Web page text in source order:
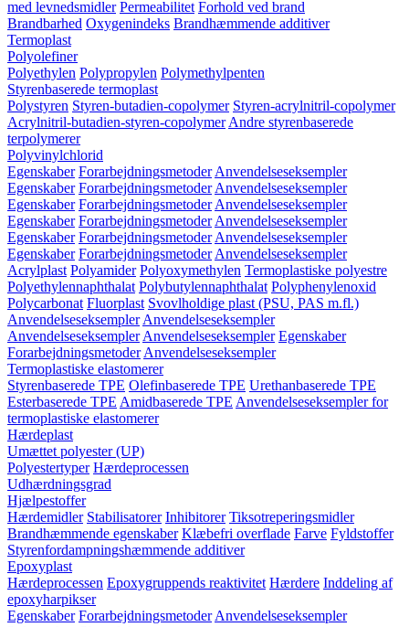
med levnedsmidler Permeabilitet Forhold ved brand
Brandbarhed Oxygenindeks Brandhæmmende additiver
Termoplast
Polyolefiner
Polyethylen Polypropylen Polymethylpenten
Styrenbaserede termoplast
Polystyren Styren-butadien-copolymer Styren-acrylnitril-copolymer
Acrylnitril-butadien-styren-copolymer Andre styrenbaserede
terpolymerer
Polyvinylchlorid
Egenskaber Forarbejdningsmetoder Anvendelseseksempler
Egenskaber Forarbejdningsmetoder Anvendelseseksempler
Egenskaber Forarbejdningsmetoder Anvendelseseksempler
Egenskaber Forarbejdningsmetoder Anvendelseseksempler
Egenskaber Forarbejdningsmetoder Anvendelseseksempler
Egenskaber Forarbejdningsmetoder Anvendelseseksempler
Acrylplast Polyamider Polyoxymethylen Termoplastiske polyestre
Polyethylennaphthalat Polybutylennaphthalat Polyphenylenoxid
Polycarbonat Fluorplast Svovlholdige plast (PSU, PAS m.fl.)
Anvendelseseksempler Anvendelseseksempler
Anvendelseseksempler Anvendelseseksempler Egenskaber
Forarbejdningsmetoder Anvendelseseksempler
Termoplastiske elastomerer
Styrenbaserede TPE Olefinbaserede TPE Urethanbaserede TPE
Esterbaserede TPE Amidbaserede TPE Anvendelseseksempler for
termoplastiske elastomerer
Hærdeplast
Umættet polyester (UP)
Polyestertyper Hærdeprocessen
Udhærdningsgrad
Hjælpestoffer
Hærdemidler Stabilisatorer Inhibitorer Tiksotreperingsmidler
Brandhæmmende egenskaber Klæbefri overflade Farve Fyldstoffer
Styrenfordampningshæmmende additiver
Epoxyplast
Hærdeprocessen Epoxygruppends reaktivitet Hærdere Inddeling af
epoxyharpikser
Egenskaber Forarbejdningsmetoder Anvendelseseksempler